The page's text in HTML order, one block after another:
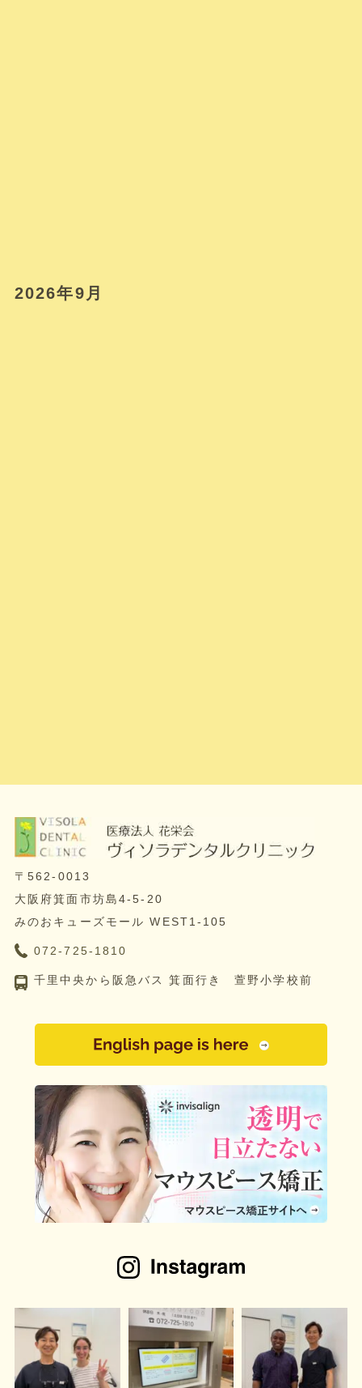
2026年9月
〒562-0013
大阪府箕面市坊島4-5-20
みのおキューズモール WEST1-105
072-725-1810
千里中央から阪急バス 箕面行き 萱野小学校前